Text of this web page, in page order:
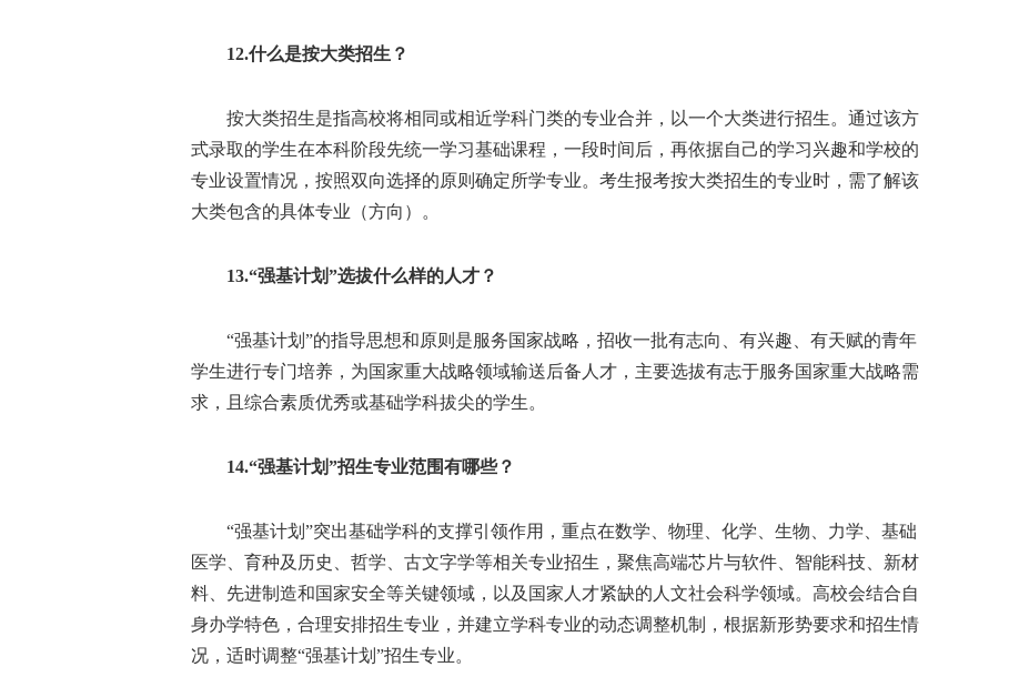
12.什么是按大类招生？
按大类招生是指高校将相同或相近学科门类的专业合并，以一个大类进行招生。通过该方
式录取的学生在本科阶段先统一学习基础课程，一段时间后，再依据自己的学习兴趣和学校的
专业设置情况，按照双向选择的原则确定所学专业。考生报考按大类招生的专业时，需了解该
大类包含的具体专业（方向）。
13.“强基计划”选拔什么样的人才？
“强基计划”的指导思想和原则是服务国家战略，招收一批有志向、有兴趣、有天赋的青年
学生进行专门培养，为国家重大战略领域输送后备人才，主要选拔有志于服务国家重大战略需
求，且综合素质优秀或基础学科拔尖的学生。
14.“强基计划”招生专业范围有哪些？
“强基计划”突出基础学科的支撑引领作用，重点在数学、物理、化学、生物、力学、基础
医学、育种及历史、哲学、古文字学等相关专业招生，聚焦高端芯片与软件、智能科技、新材
料、先进制造和国家安全等关键领域，以及国家人才紧缺的人文社会科学领域。高校会结合自
身办学特色，合理安排招生专业，并建立学科专业的动态调整机制，根据新形势要求和招生情
况，适时调整“强基计划”招生专业。